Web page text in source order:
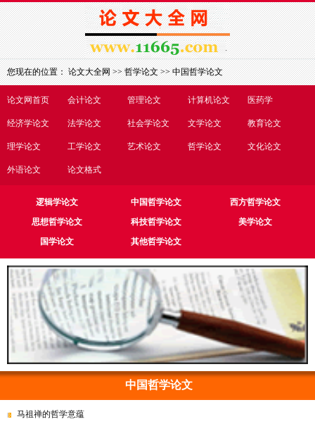
论文网首页 会计论文 管理论文 计算机论文 医药学
经济学论文 法学论文 社会学论文 文学论文 教育论文
理学论文 工学论文 艺术论文 哲学论文 文化论文
外语论文 论文格式
您现在的位置：论文大全网>>哲学论文>>中国哲学论文
逻辑学论文 中国哲学论文
西方哲学论文
思想哲学论文
科技哲学论文
美学论文
国学论文
其他哲学论文
中国哲学论文
马祖禅的哲学意蕴